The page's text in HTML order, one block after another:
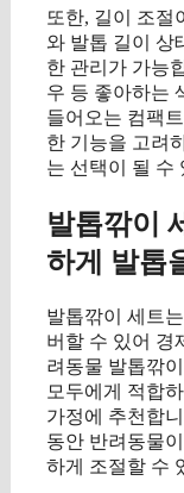
또한, 길이 조절
와 발톱 길이 상
한 관리가 가능
우 등 좋아하는
들어오는 컴팩
한 기능을 고려
는 선택이 될 수
발톱깎이
하게 발톱
발톱깎이 세트
버할 수 있어 경
려동물 발톱깎
모두에게 적합
가정에 추천합
동안 반려동물
하게 조절할 수